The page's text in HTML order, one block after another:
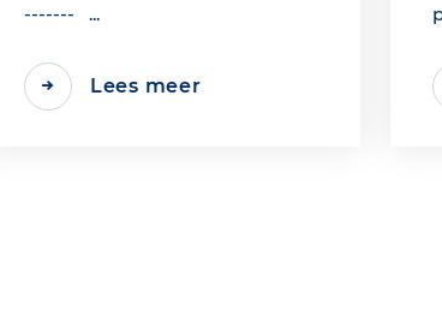
------- ...
Lees meer